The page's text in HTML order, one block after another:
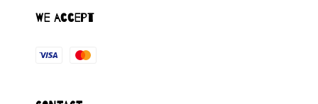
We accept